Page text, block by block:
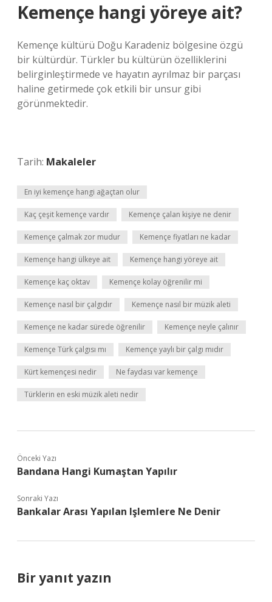
Kemençe hangi yöreye ait?
Kemençe kültürü Doğu Karadeniz bölgesine özgü
bir kültürdür. Türkler bu kültürün özelliklerini
belirginleştirmede ve hayatın ayrılmaz bir parçası
haline getirmede çok etkili bir unsur gibi
görünmektedir.
Tarih: Makaleler
En iyi kemençe hangi ağaçtan olur
Kaç çeşit kemençe vardır Kemençe çalan kişiye ne denir
Kemençe çalmak zor mudur Kemençe fiyatları ne kadar
Kemençe hangi ülkeye ait Kemençe hangi yöreye ait
Kemençe kaç oktav Kemençe kolay öğrenilir mi
Kemençe nasıl bir çalgıdır Kemençe nasıl bir müzik aleti
Kemençe ne kadar sürede öğrenilir Kemençe neyle çalınır
Kemençe Türk çalgısı mı Kemençe yaylı bir çalgı mıdır
Kürt kemençesi nedir Ne faydası var kemençe
Türklerin en eski müzik aleti nedir
Önceki Yazı
Bandana Hangi Kumaştan Yapılır
Sonraki Yazı
Bankalar Arası Yapılan Işlemlere Ne Denir
Bir yanıt yazın